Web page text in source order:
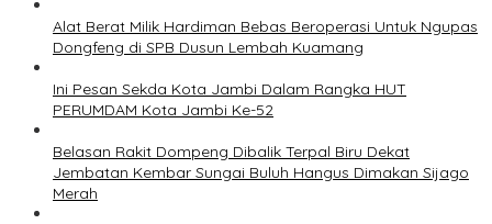
Alat Berat Milik Hardiman Bebas Beroperasi Untuk Ngupas
Dongfeng di SPB Dusun Lembah Kuamang
Ini Pesan Sekda Kota Jambi Dalam Rangka HUT
PERUMDAM Kota Jambi Ke-52
Belasan Rakit Dompeng Dibalik Terpal Biru Dekat
Jembatan Kembar Sungai Buluh Hangus Dimakan Sijago
Merah